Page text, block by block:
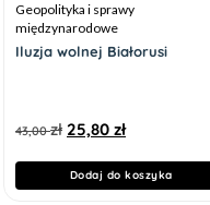
Geopolityka i sprawy
międzynarodowe
Iluzja wolnej Białorusi
43,00zł 25,80 zł
Dodaj do koszyka